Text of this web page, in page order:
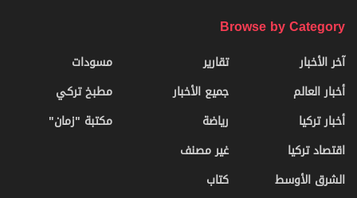
Browse by Category
آخر الأخبار
أخبار العالم
أخبار تركيا
اقتصاد تركيا
الشرق الأوسط
تقارير
جميع الأخبار
رياضة
غير مصنف
كتاب
مسودات
مطبخ تركي
مكتبة "زمان"